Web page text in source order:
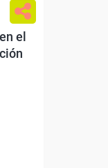
el